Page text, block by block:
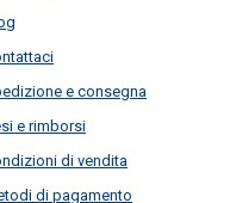
e consegna
e rimborsi
di vendita
di pagamento